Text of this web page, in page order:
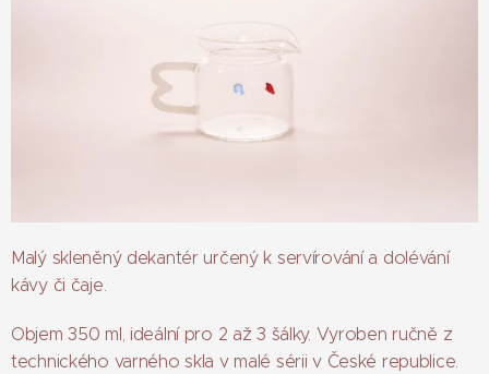
Malý skleněný dekantér určený k servírování a dolévání
kávy či čaje.
Objem 350 ml, ideální pro 2 až 3 šálky. Vyroben ručně z
technického varného skla v malé sérii v České republice.